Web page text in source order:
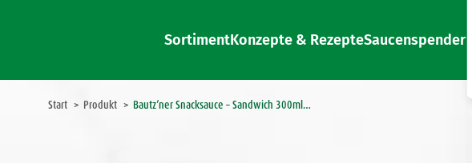
SortimentKonzepte & RezepteSaucenspender
Start Produkt Bautz’ner Snacksauce – Sandwich 300ml…